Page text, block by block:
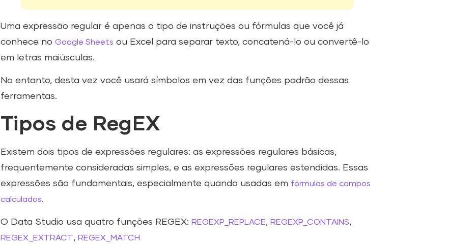
Uma expressão regular é apenas o tipo de instruções ou fórmulas que você já
conhece no Google Sheets ou Excel para separar texto, concatená-lo ou convertê-lo
em letras maiúsculas.
No entanto, desta vez você usará símbolos em vez das funções padrão dessas
ferramentas.
Tipos de RegEX
Existem dois tipos de expressões regulares: as expressões regulares básicas,
frequentemente consideradas simples, e as expressões regulares estendidas. Essas
expressões são fundamentais, especialmente quando usadas em fórmulas de campos
calculados.
O Data Studio usa quatro funções REGEX: REGEXP_REPLACE, REGEXP_CONTAINS,
REGEX_EXTRACT, REGEX_MATCH